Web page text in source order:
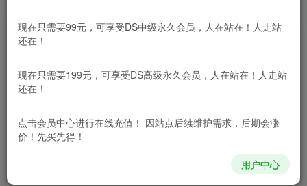
文章 2792
发布 2792 排序
现在只需要99元，可享受DS中级永久会员，人在站在！人走站
还在！
现在只需要199元，可享受DS高级永久会员，人在站在！人走站
还在！
点击会员中心进行在线充值！ 因站点后续维护需求，后期会涨
价！先买先得！
用户中心